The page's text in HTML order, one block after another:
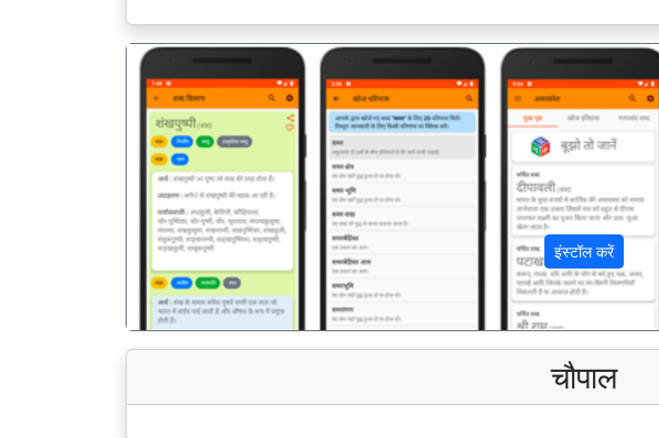
इंस्टॉल करें
पिछला
चौपाल